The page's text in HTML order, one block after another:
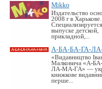
Mikko
Издательство
2008 г в Харькове.
выпуске детской,
прикладной,...
А-БА-БА-ГА-
«Видавництво
Малковича «А-
ЛА-МА-ГА» —
книжкове
перше...